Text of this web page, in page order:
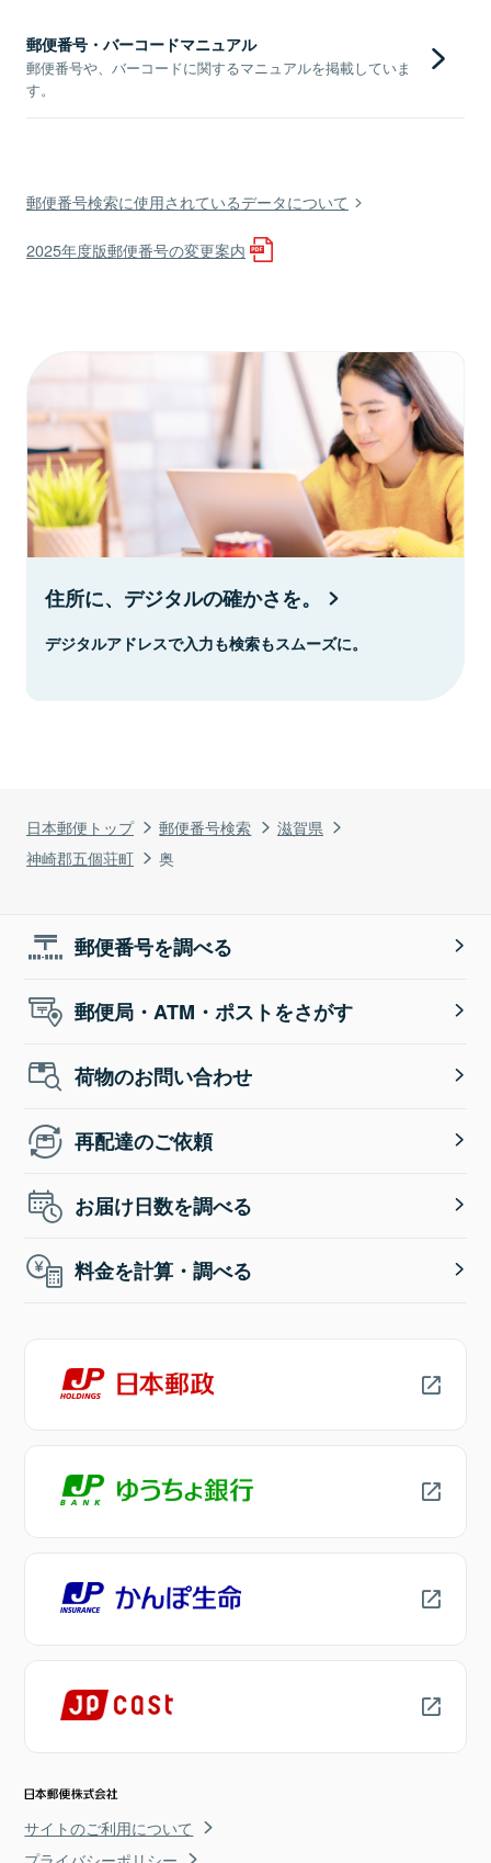
日本郵便トップ 郵便番号検索
滋賀県
神崎郡五個荘町
奥
郵便番号・バーコードマニュアル
郵便番号や、バーコードに関するマニュアルを掲載していま
す。
郵便番号検索に使用されているデータについて
2025年度版郵便番号の変更案内
住所に、デジタルの確かさを。
デジタルアドレスで入力も検索もスムーズに。
郵便番号を調べる
郵便局・ATM・ポストをさがす
荷物のお問い合わせ
再配達のご依頼
お届け日数を調べる
料金を計算・調べる
サイトのご利用について